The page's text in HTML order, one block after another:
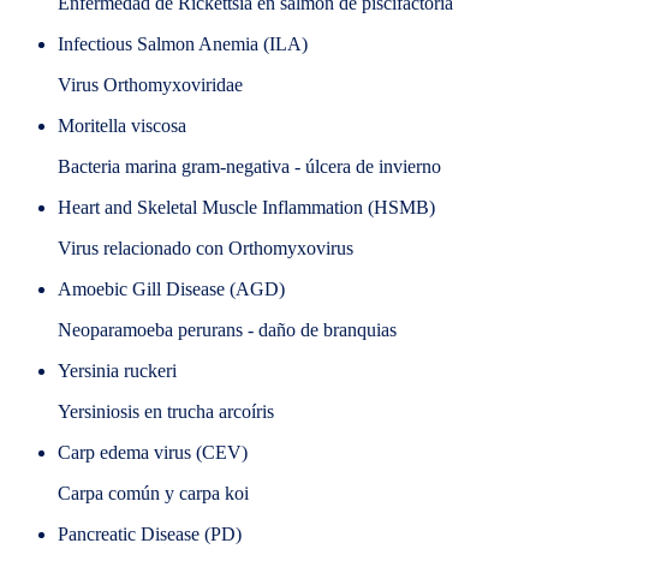
Infectious Salmon Anemia (ILA)
Virus Orthomyxoviridae
Moritella viscosa
Bacteria marina gram-negativa - úlcera de invierno
Heart and Skeletal Muscle Inflammation (HSMB)
Virus relacionado con Orthomyxovirus
Amoebic Gill Disease (AGD)
Neoparamoeba perurans - daño de branquias
Yersinia ruckeri
Yersiniosis en trucha arcoíris
Carp edema virus (CEV)
Carpa común y carpa koi
Pancreatic Disease (PD)